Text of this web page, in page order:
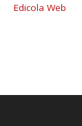
Edicola Web